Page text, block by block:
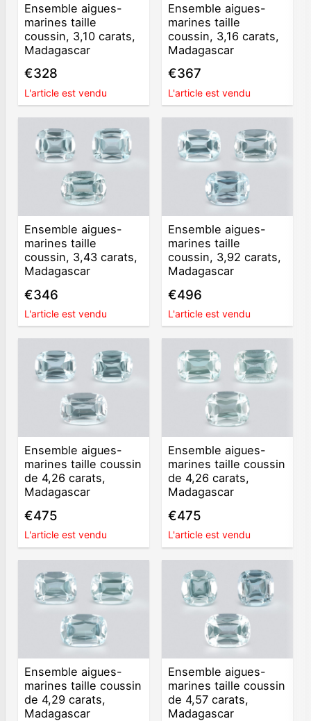
Ensemble aigues-
marines taille
coussin, 3,10 carats,
Madagascar
€328
L'article est vendu
Ensemble aigues-
marines taille
coussin, 3,16 carats,
Madagascar
€367
L'article est vendu
Ensemble aigues-
marines taille
coussin, 3,43 carats,
Madagascar
€346
L'article est vendu
Ensemble aigues-
marines taille
coussin, 3,92 carats,
Madagascar
€496
L'article est vendu
Ensemble aigues-
marines taille coussin
de 4,26 carats,
Madagascar
€475
L'article est vendu
Ensemble aigues-
marines taille coussin
de 4,26 carats,
Madagascar
€475
L'article est vendu
Ensemble aigues-
marines taille coussin
de 4,29 carats,
Madagascar
Ensemble aigues-
marines taille coussin
de 4,57 carats,
Madagascar